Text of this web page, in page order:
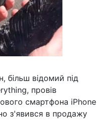
більш відомий під
провів
смартфона iPhone
з'явився в продажу